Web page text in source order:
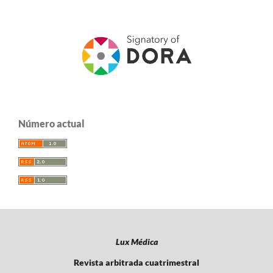
Número actual
Lux Médica
Revista arbitrada cuatrimestral